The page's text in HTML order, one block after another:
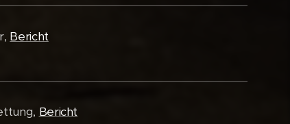
Bericht
Bericht